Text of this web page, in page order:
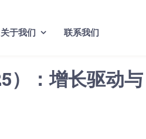
关于我们 联系我们
）：增长驱动与